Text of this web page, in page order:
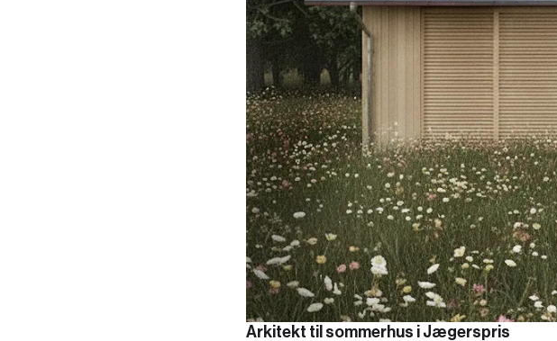
Arkitekt til sommerhus i Jægerspris